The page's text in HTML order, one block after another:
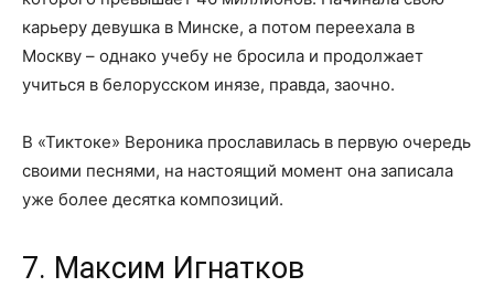
карьеру девушка в Минске, а потом переехала в
Москву – однако учебу не бросила и продолжает
учиться в белорусском инязе, правда, заочно.
В «Тиктоке» Вероника прославилась в первую очередь
своими песнями, на настоящий момент она записала
уже более десятка композиций.
7. Максим Игнатков